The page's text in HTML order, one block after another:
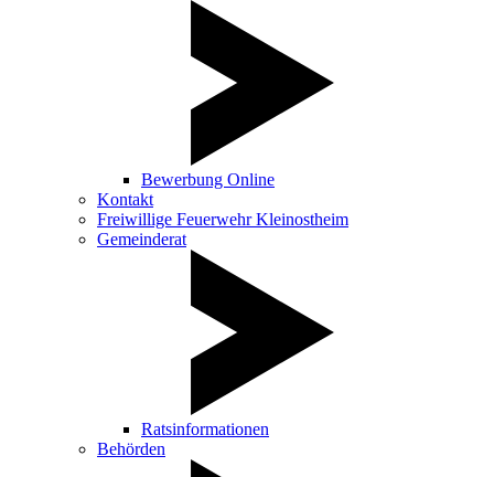
Bewerbung Online
Kontakt
Freiwillige Feuerwehr Kleinostheim
Gemeinderat
Ratsinformationen
Behörden